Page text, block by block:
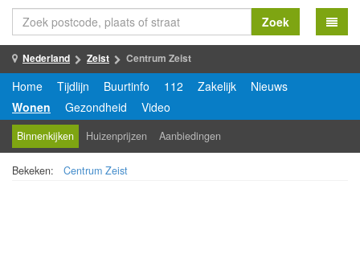
Zoek
Nederland Zeist Centrum Zeist
Home Tijdlijn Buurtinfo 112 Zakelijk
Nieuws
Wonen
Gezondheid Video
Binnenkijken Huizenprijzen Aanbiedingen
Bekeken: Centrum Zeist